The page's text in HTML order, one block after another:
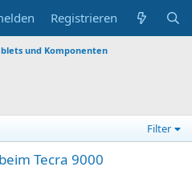
Registrieren
und Komponenten
Filter
Tecra 9000